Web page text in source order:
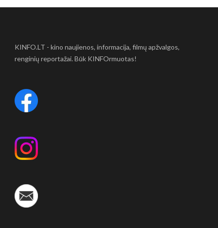
KINFO.LT - kino naujienos, informacija, filmų apžvalgos,
renginių reportažai. Būk KINFOrmuotas!